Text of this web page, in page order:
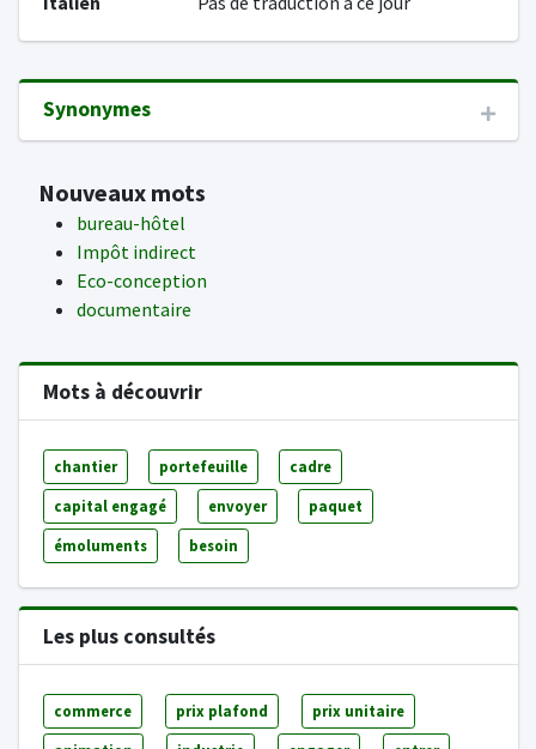
Synonymes
Nouveaux mots
bureau-hôtel
Impôt indirect
Eco-conception
documentaire
Mots à découvrir
chantier portefeuille cadre
capital engagé envoyer paquet
émoluments besoin
Les plus consultés
commerce prix plafond prix unitaire